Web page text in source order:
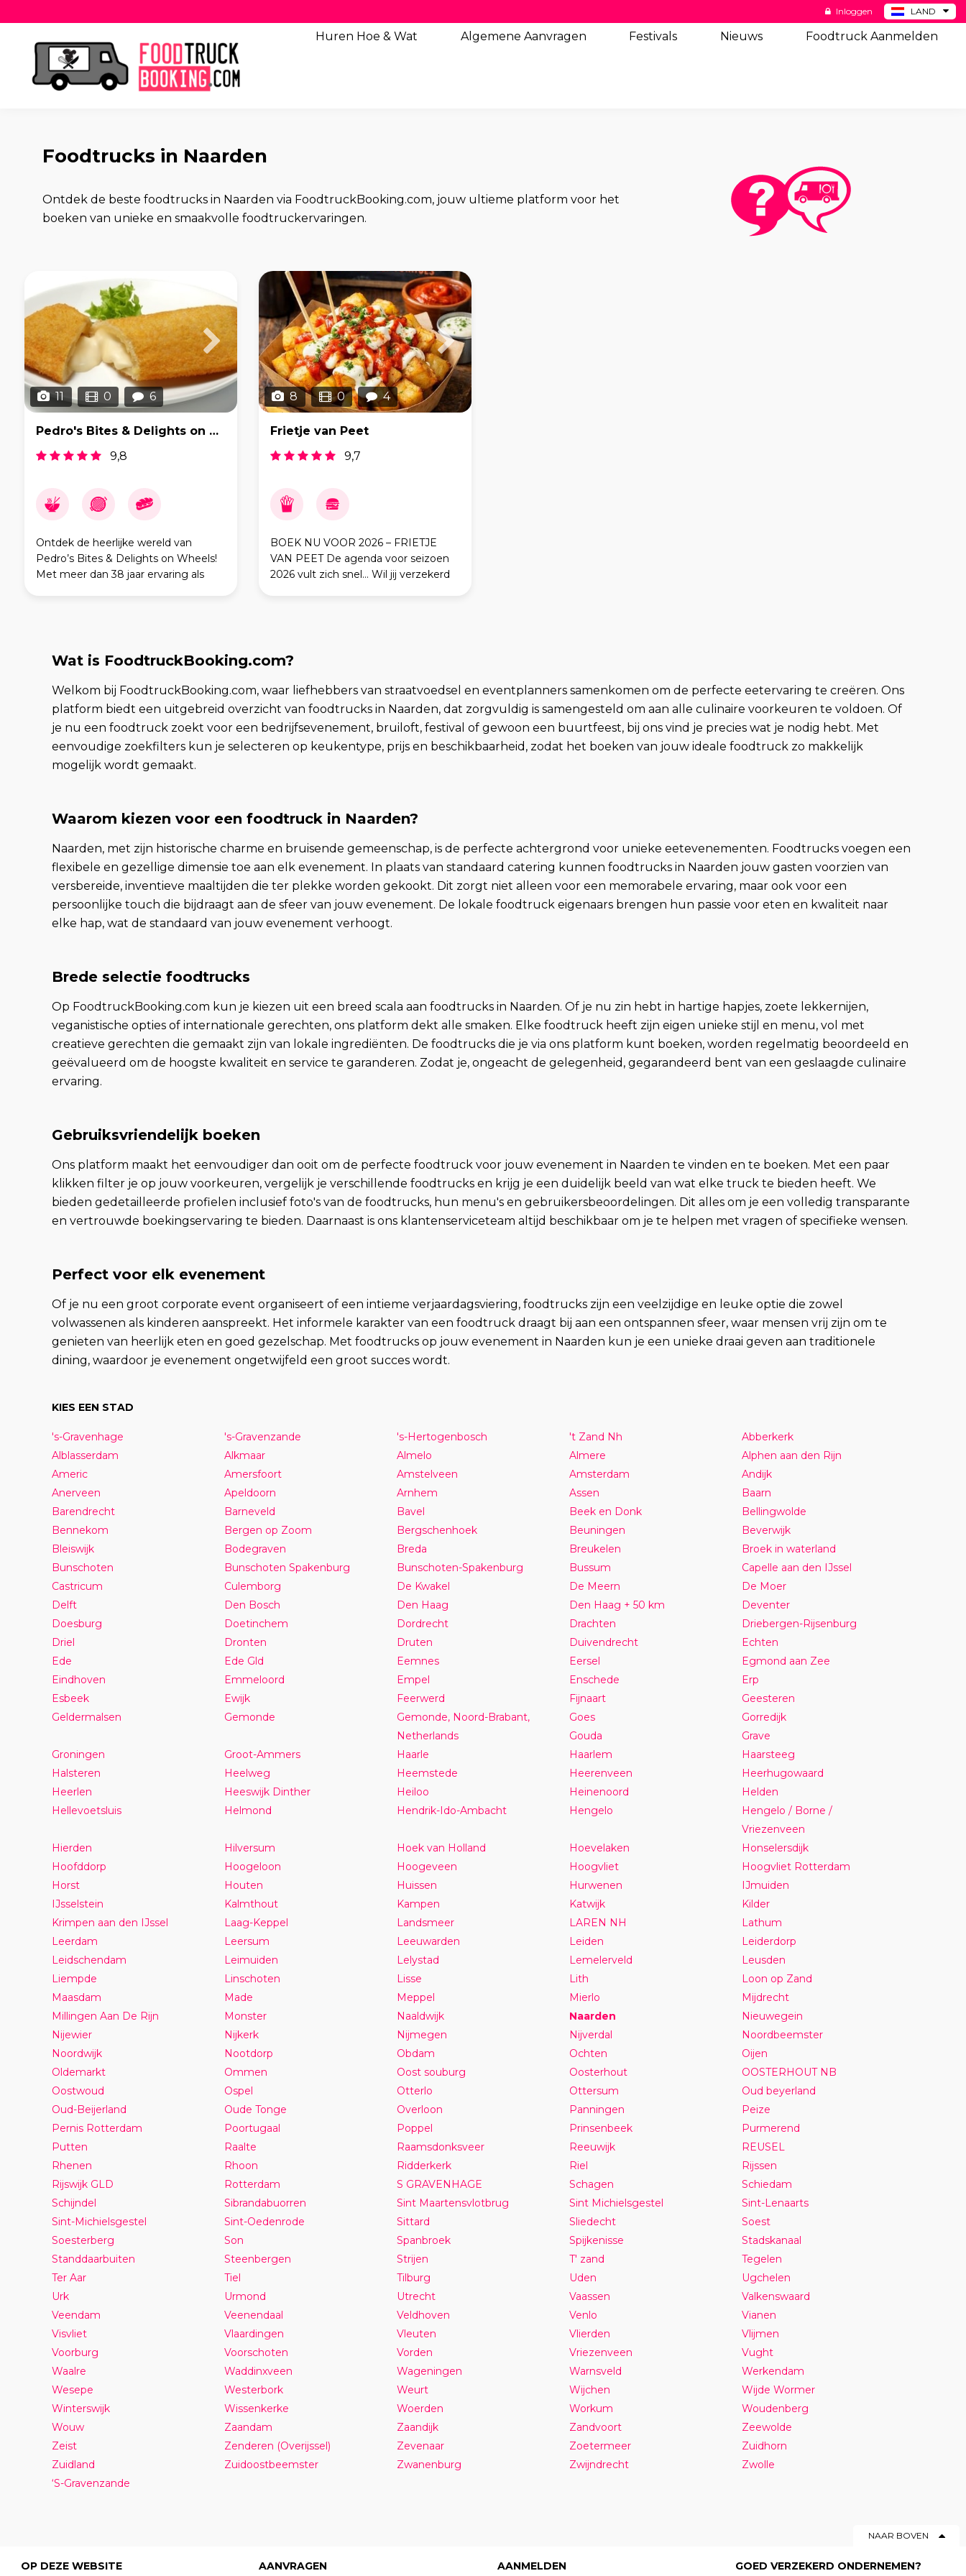
LAND
BE
Inloggen
Huren Hoe & Wat Algemene Aanvragen Festivals Nieuws Foodtruck Aanmelden
Foodtrucks in Naarden
Ontdek de beste foodtrucks in Naarden via FoodtruckBooking.com, jouw ultieme platform voor het
boeken van unieke en smaakvolle foodtruckervaringen.
11 0 6
Pedro's Bites & Delights on weels
9,8
Ontdek de heerlijke wereld van
Pedro’s Bites & Delights on Wheels!
Met meer dan 38 jaar ervaring als
8 0 4
Frietje van Peet
9,7
BOEK NU VOOR 2026 – FRIETJE
VAN PEET De agenda voor seizoen
2026 vult zich snel… Wil jij verzekerd
Wat is FoodtruckBooking.com?
Welkom bij FoodtruckBooking.com, waar liefhebbers van straatvoedsel en eventplanners samenkomen om de perfecte eetervaring te creëren. Ons
platform biedt een uitgebreid overzicht van foodtrucks in Naarden, dat zorgvuldig is samengesteld om aan alle culinaire voorkeuren te voldoen. Of
je nu een foodtruck zoekt voor een bedrijfsevenement, bruiloft, festival of gewoon een buurtfeest, bij ons vind je precies wat je nodig hebt. Met
eenvoudige zoekfilters kun je selecteren op keukentype, prijs en beschikbaarheid, zodat het boeken van jouw ideale foodtruck zo makkelijk
mogelijk wordt gemaakt.
Waarom kiezen voor een foodtruck in Naarden?
Naarden, met zijn historische charme en bruisende gemeenschap, is de perfecte achtergrond voor unieke eetevenementen. Foodtrucks voegen een
flexibele en gezellige dimensie toe aan elk evenement. In plaats van standaard catering kunnen foodtrucks in Naarden jouw gasten voorzien van
versbereide, inventieve maaltijden die ter plekke worden gekookt. Dit zorgt niet alleen voor een memorabele ervaring, maar ook voor een
persoonlijke touch die bijdraagt aan de sfeer van jouw evenement. De lokale foodtruck eigenaars brengen hun passie voor eten en kwaliteit naar
elke hap, wat de standaard van jouw evenement verhoogt.
Brede selectie foodtrucks
Op FoodtruckBooking.com kun je kiezen uit een breed scala aan foodtrucks in Naarden. Of je nu zin hebt in hartige hapjes, zoete lekkernijen,
veganistische opties of internationale gerechten, ons platform dekt alle smaken. Elke foodtruck heeft zijn eigen unieke stijl en menu, vol met
creatieve gerechten die gemaakt zijn van lokale ingrediënten. De foodtrucks die je via ons platform kunt boeken, worden regelmatig beoordeeld en
geëvalueerd om de hoogste kwaliteit en service te garanderen. Zodat je, ongeacht de gelegenheid, gegarandeerd bent van een geslaagde culinaire
ervaring.
Gebruiksvriendelijk boeken
Ons platform maakt het eenvoudiger dan ooit om de perfecte foodtruck voor jouw evenement in Naarden te vinden en te boeken. Met een paar
klikken filter je op jouw voorkeuren, vergelijk je verschillende foodtrucks en krijg je een duidelijk beeld van wat elke truck te bieden heeft. We
bieden gedetailleerde profielen inclusief foto's van de foodtrucks, hun menu's en gebruikersbeoordelingen. Dit alles om je een volledig transparante
en vertrouwde boekingservaring te bieden. Daarnaast is ons klantenserviceteam altijd beschikbaar om je te helpen met vragen of specifieke wensen.
Perfect voor elk evenement
Of je nu een groot corporate event organiseert of een intieme verjaardagsviering, foodtrucks zijn een veelzijdige en leuke optie die zowel
volwassenen als kinderen aanspreekt. Het informele karakter van een foodtruck draagt bij aan een ontspannen sfeer, waar mensen vrij zijn om te
genieten van heerlijk eten en goed gezelschap. Met foodtrucks op jouw evenement in Naarden kun je een unieke draai geven aan traditionele
dining, waardoor je evenement ongetwijfeld een groot succes wordt.
KIES EEN STAD
's-Gravenhage 's-Gravenzande 's-Hertogenbosch 't Zand Nh
Abberkerk
Alblasserdam
Alkmaar Almelo Almere
Alphen aan den Rijn
Americ
Amersfoort Amstelveen Amsterdam
Andijk
Anerveen
Apeldoorn Arnhem Assen
Baarn
Barendrecht
Barneveld Bavel Beek en Donk
Bellingwolde
Bennekom
Bergen op Zoom Bergschenhoek Beuningen
Beverwijk
Bleiswijk
Bodegraven Breda Breukelen
Broek in waterland
Bunschoten
Bunschoten Spakenburg Bunschoten-Spakenburg Bussum
Capelle aan den IJssel
Castricum
Culemborg De Kwakel De Meern
De Moer
Delft
Den Bosch Den Haag Den Haag + 50 km
Deventer
Doesburg
Doetinchem Dordrecht Drachten
Driebergen-Rijsenburg
Driel
Dronten Druten Duivendrecht
Echten
Ede
Ede Gld Eemnes Eersel
Egmond aan Zee
Eindhoven
Emmeloord Empel Enschede
Erp
Esbeek
Ewijk Feerwerd Fijnaart
Geesteren
Geldermalsen
Gemonde
Gemonde, Noord-Brabant,
Netherlands
Goes
Gorredijk
Gouda
Grave
Groningen
Groot-Ammers Haarle Haarlem
Haarsteeg
Halsteren
Heelweg Heemstede Heerenveen
Heerhugowaard
Heerlen
Heeswijk Dinther Heiloo Heinenoord
Helden
Hellevoetsluis
Helmond Hendrik-Ido-Ambacht Hengelo
Hengelo / Borne /
Vriezenveen
Hierden
Hilversum Hoek van Holland Hoevelaken
Honselersdijk
Hoofddorp
Hoogeloon Hoogeveen Hoogvliet
Hoogvliet Rotterdam
Horst
Houten Huissen Hurwenen
IJmuiden
IJsselstein
Kalmthout Kampen Katwijk
Kilder
Krimpen aan den IJssel
Laag-Keppel Landsmeer LAREN NH
Lathum
Leerdam
Leersum Leeuwarden Leiden
Leiderdorp
Leidschendam
Leimuiden Lelystad Lemelerveld
Leusden
Liempde
Linschoten Lisse Lith
Loon op Zand
Maasdam
Made Meppel Mierlo
Mijdrecht
Millingen Aan De Rijn
Monster Naaldwijk Naarden
Nieuwegein
Nijewier
Nijkerk Nijmegen Nijverdal
Noordbeemster
Noordwijk
Nootdorp Obdam Ochten
Oijen
Oldemarkt
Ommen Oost souburg Oosterhout
OOSTERHOUT NB
Oostwoud
Ospel Otterlo Ottersum
Oud beyerland
Oud-Beijerland
Oude Tonge Overloon Panningen
Peize
Pernis Rotterdam
Poortugaal Poppel Prinsenbeek
Purmerend
Putten
Raalte Raamsdonksveer Reeuwijk
REUSEL
Rhenen
Rhoon Ridderkerk Riel
Rijssen
Rijswijk GLD
Rotterdam S GRAVENHAGE Schagen
Schiedam
Schijndel
Sibrandabuorren Sint Maartensvlotbrug Sint Michielsgestel
Sint-Lenaarts
Sint-Michielsgestel
Sint-Oedenrode Sittard Sliedecht
Soest
Soesterberg
Son Spanbroek Spijkenisse
Stadskanaal
Standdaarbuiten
Steenbergen Strijen T' zand
Tegelen
Ter Aar
Tiel Tilburg Uden
Ugchelen
Urk
Urmond Utrecht Vaassen
Valkenswaard
Veendam
Veenendaal Veldhoven Venlo
Vianen
Visvliet
Vlaardingen Vleuten Vlierden
Vlijmen
Voorburg
Voorschoten Vorden Vriezenveen
Vught
Waalre
Waddinxveen Wageningen Warnsveld
Werkendam
Wesepe
Westerbork Weurt Wijchen
Wijde Wormer
Winterswijk
Wissenkerke Woerden Workum
Woudenberg
Wouw
Zaandam Zaandijk Zandvoort
Zeewolde
Zeist
Zenderen (Overijssel) Zevenaar Zoetermeer
Zuidhorn
Zuidland
Zuidoostbeemster Zwanenburg Zwijndrecht
Zwolle
‘S-Gravenzande
NAAR BOVEN
OP DEZE WEBSITE AANVRAGEN AANMELDEN GOED VERZEKERD ONDERNEMEN?